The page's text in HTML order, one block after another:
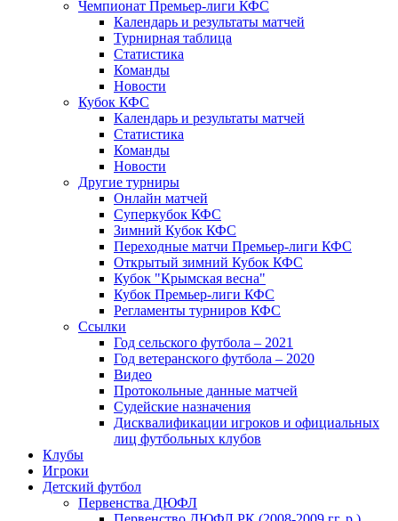
Чемпионат Премьер-лиги КФС
Календарь и результаты матчей
Турнирная таблица
Статистика
Команды
Новости
Кубок КФС
Календарь и результаты матчей
Статистика
Команды
Новости
Другие турниры
Онлайн матчей
Суперкубок КФС
Зимний Кубок КФС
Переходные матчи Премьер-лиги КФС
Открытый зимний Кубок КФС
Кубок "Крымская весна"
Кубок Премьер-лиги КФС
Регламенты турниров КФС
Ссылки
Год сельского футбола – 2021
Год ветеранского футбола – 2020
Видео
Протокольные данные матчей
Судейские назначения
Дисквалификации игроков и официальных
лиц футбольных клубов
Клубы
Игроки
Детский футбол
Первенства ДЮФЛ